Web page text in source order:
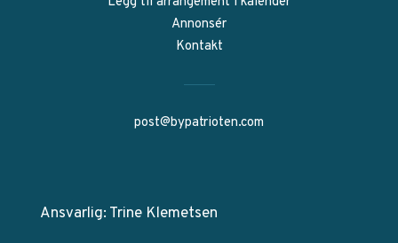
Annonsér
Kontakt
post@bypatrioten.com
Ansvarlig: Trine Klemetsen